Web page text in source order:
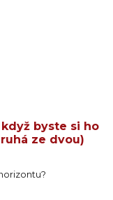
byste si ho
ze dvou)